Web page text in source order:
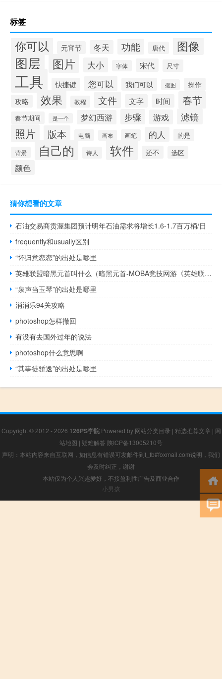
标签
你可以 元宵节 冬天 功能 唐代 图像
图层 图片 大小 字体 宋代 尺寸
工具 快捷键 您可以 我们可以 抠图
操作
攻略
效果 教程 文件 文字 时间 春节
春节期间 是一个 梦幻西游 步骤 游戏 滤镜
照片 版本 电脑 画布 画笔 的人 的是
背景 自己的 诗人 软件 还不 选区
颜色
猜你想看的文章
石油交易商贡渥集团预计明年石油需求将增长1.6-1.7百万桶/日
frequently和usually区别
“怀归意恋恋”的出处是哪里
英雄联盟暗黑元首叫什么（暗黑元首-MOBA竞技网游《英雄联盟》中的英雄角色简介）
“泉声当玉琴”的出处是哪里
消消乐94关攻略
photoshop怎样撤回
有没有去国外过年的说法
photoshop什么意思啊
“其事徒骄逸”的出处是哪里
Copyright © 2012 - 2026 126PS学院Powered by 网站分类目录 | 精选推荐文章 | 网
站地图 | 疑难解答 陕ICP备13005210号
声明：本站内容来自互联网，如信息有错误可发邮件到f_fb#foxmail.com说明，我们
会及时纠正，谢谢
本站仅为个人兴趣爱好，不接盈利性广告及商业合作
小男孩